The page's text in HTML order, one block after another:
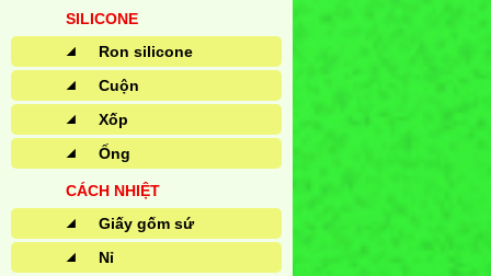
SILICONE
Ron silicone
Cuộn
Xốp
Ống
CÁCH NHIỆT
Giấy gốm sứ
Nỉ